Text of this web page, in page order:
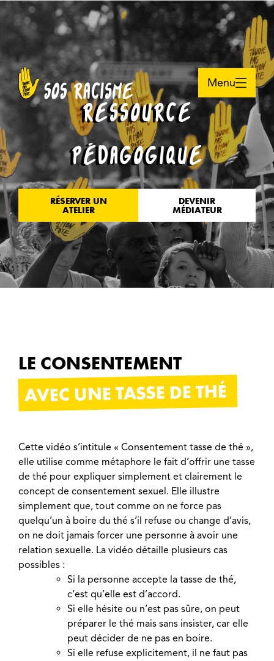
Menu
RESSOURCE
PÉDAGOGIQUE
RÉSERVER UN
ATELIER
DEVENIR
MÉDIATEUR
LE CONSENTEMENT
AVEC UNE TASSE DE THÉ
Cette vidéo s’intitule « Consentement tasse de thé »,
elle utilise comme métaphore le fait d’offrir une tasse
de thé pour expliquer simplement et clairement le
concept de consentement sexuel. Elle illustre
simplement que, tout comme on ne force pas
quelqu’un à boire du thé s’il refuse ou change d’avis,
on ne doit jamais forcer une personne à avoir une
relation sexuelle. La vidéo détaille plusieurs cas
possibles :
Si la personne accepte la tasse de thé,
c’est qu’elle est d’accord.
Si elle hésite ou n’est pas sûre, on peut
préparer le thé mais sans insister, car elle
peut décider de ne pas en boire.
Si elle refuse explicitement, il ne faut pas